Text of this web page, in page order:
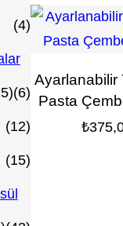
n
n
ü
r
n
1
r
ü
n
44
r
ü
n
66
ü
r
2
2
5
ü
121
2
151
Ayarlanabilir
Pasta
₺